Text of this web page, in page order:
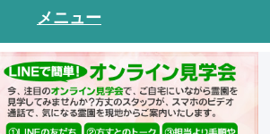
メニュー
トップページ
永代供養墓 風の標識紹介
お客様の声